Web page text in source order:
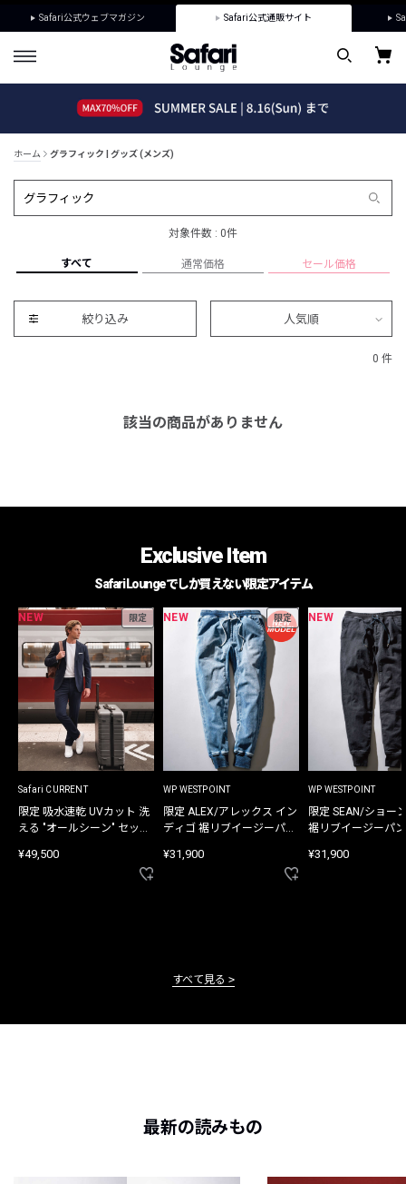
Safari公式ウェブマガジン Safari公式通販サイト
ホーム グラフィック | グッズ (メンズ)
対象件数 : 0件
すべて 通常価格 セール価格
絞り込み 人気順
0 件
該当の商品がありません
Exclusive Item
Safari Loungeでしか買えない限定アイテム
NEW 限定
Safari CURRENT
限定 吸水速乾 UVカット 洗
える "オールシーン" セット
¥49,500
NEW 限定
WP WESTPOINT
限定 ALEX/アレックス イン
ディゴ 裾リブイージーパン
¥31,900
NEW
WP WESTPOINT
限定 SEAN/ショー
裾リブイージーパ
¥31,900
すべて見る
最新の読みもの